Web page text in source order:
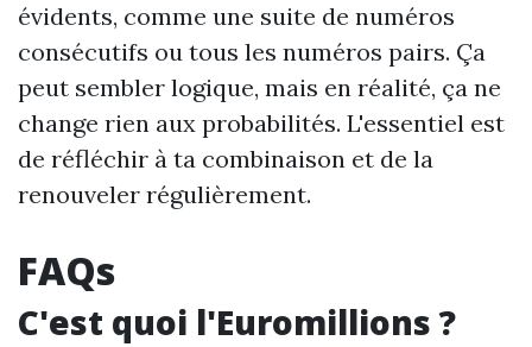
évidents, comme une suite de numéros
consécutifs ou tous les numéros pairs. Ça
peut sembler logique, mais en réalité, ça ne
change rien aux probabilités. L'essentiel est
de réfléchir à ta combinaison et de la
renouveler régulièrement.
FAQs
C'est quoi l'Euromillions ?